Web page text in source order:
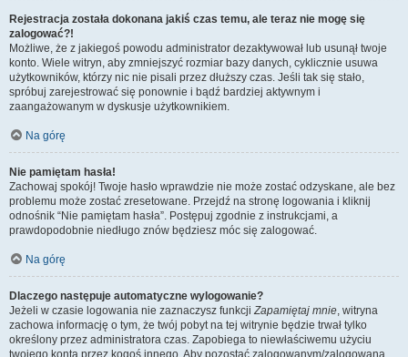
Rejestracja została dokonana jakiś czas temu, ale teraz nie mogę się
zalogować?!
Możliwe, że z jakiegoś powodu administrator dezaktywował lub usunął twoje
konto. Wiele witryn, aby zmniejszyć rozmiar bazy danych, cyklicznie usuwa
użytkowników, którzy nic nie pisali przez dłuższy czas. Jeśli tak się stało,
spróbuj zarejestrować się ponownie i bądź bardziej aktywnym i
zaangażowanym w dyskusje użytkownikiem.
Na górę
Nie pamiętam hasła!
Zachowaj spokój! Twoje hasło wprawdzie nie może zostać odzyskane, ale bez
problemu może zostać zresetowane. Przejdź na stronę logowania i kliknij
odnośnik “Nie pamiętam hasła”. Postępuj zgodnie z instrukcjami, a
prawdopodobnie niedługo znów będziesz móc się zalogować.
Na górę
Dlaczego następuje automatyczne wylogowanie?
Jeżeli w czasie logowania nie zaznaczysz funkcjiZapamiętaj mnie, witryna
zachowa informację o tym, że twój pobyt na tej witrynie będzie trwał tylko
określony przez administratora czas. Zapobiega to niewłaściwemu użyciu
twojego konta przez kogoś innego. Aby pozostać zalogowanym/zalogowaną,